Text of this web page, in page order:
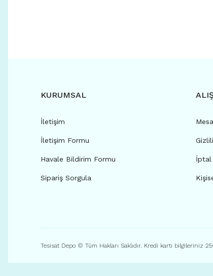
KURUMSAL
İletişim
İletişim Formu
Havale Bildirim Formu
Sipariş Sorgula
İptal
Tesisat Depo © Tüm Hakları Saklıdır. Kredi kartı bilgileriniz